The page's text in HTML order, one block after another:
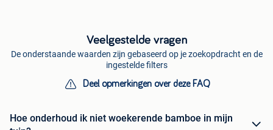
Veelgestelde vragen
De onderstaande waarden zijn gebaseerd op je zoekopdracht en de
ingestelde filters
Deel opmerkingen over deze FAQ
Hoe onderhoud ik niet woekerende bamboe in mijn